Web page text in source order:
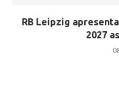
RB Leipzig
2027